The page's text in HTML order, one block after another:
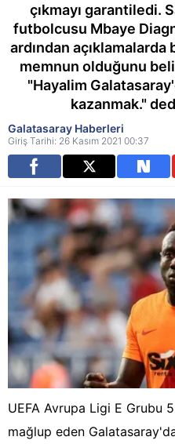
çıkmayı garantiledi.
futbolcusu Mbaye
ardından
memnun olduğunu
"Hayalim
kazanmak."
Galatasaray Haberleri
Giriş Tarihi: 26 Kasım 2021 00:37
UEFA Avrupa Ligi E Grubu
mağlup eden